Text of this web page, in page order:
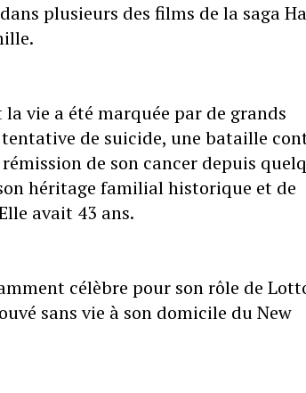
plusieurs des films de la saga
vie a été marquée par de grands
de suicide, une bataille
de son cancer depuis
héritage familial historique et de
avait 43 ans.
célèbre pour son rôle de
sans vie à son domicile du New